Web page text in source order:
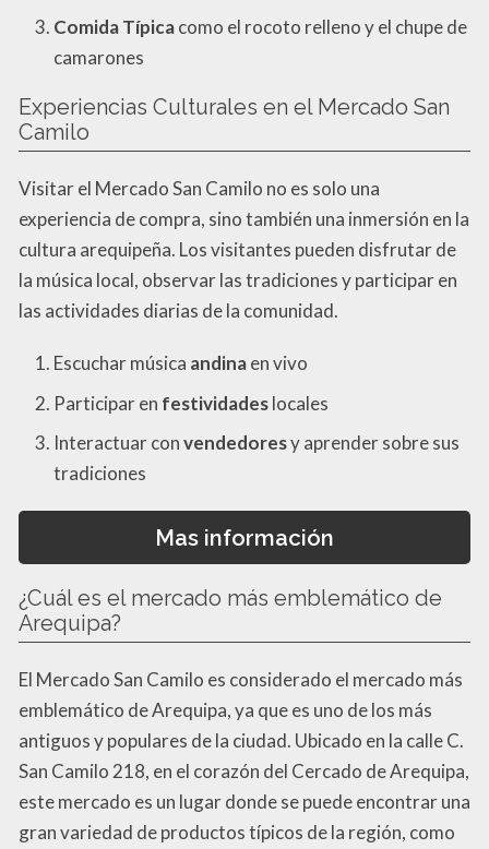
Comida Típicacomo el rocoto relleno y el chupe de
camarones
Experiencias Culturales en el Mercado San
Camilo
Visitar el Mercado San Camilo no es solo una
experiencia de compra, sino también una inmersión en la
cultura arequipeña. Los visitantes pueden disfrutar de
la música local, observar las tradiciones y participar en
las actividades diarias de la comunidad.
Escuchar música andinaen vivo
Participar en festividadeslocales
Interactuar convendedoresy aprender sobre sus
tradiciones
Mas información
¿Cuál es el mercado más emblemático de
Arequipa?
El Mercado San Camilo es considerado el mercado más
emblemático de Arequipa, ya que es uno de los más
antiguos y populares de la ciudad. Ubicado en la calle C.
San Camilo 218, en el corazón del Cercado de Arequipa,
este mercado es un lugar donde se puede encontrar una
gran variedad de productos típicos de la región, como